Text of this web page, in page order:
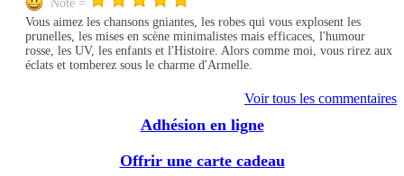
Note =
Vous aimez les chansons gniantes, les robes qui vous explosent les
prunelles, les mises en scène minimalistes mais efficaces, l'humour
rosse, les UV, les enfants et l'Histoire. Alors comme moi, vous rirez aux
éclats et tomberez sous le charme d'Armelle.
Voir tous les commentaires
Adhésion en ligne
Offrir une carte cadeau